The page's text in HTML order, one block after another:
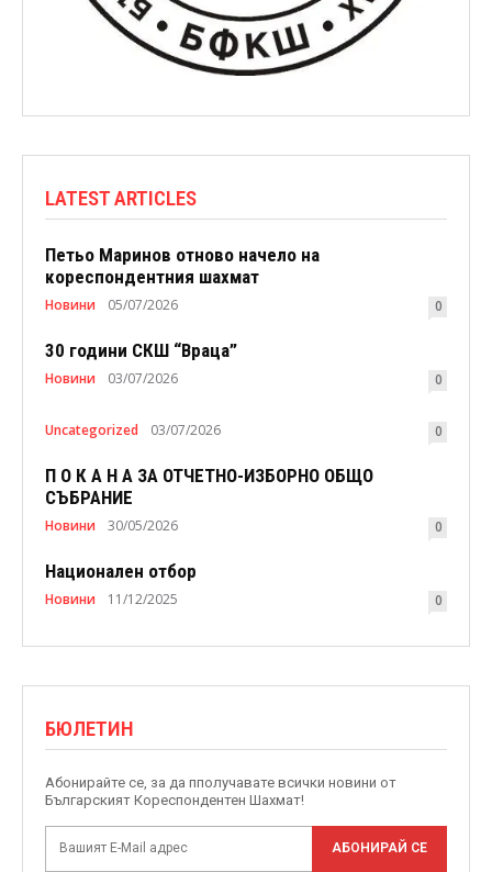
LATEST ARTICLES
Петьо Маринов отново начело на
кореспондентния шахмат
Новини 05/07/2026 0
30 години СКШ “Враца”
Новини 03/07/2026 0
Uncategorized 03/07/2026 0
П О К А Н А ЗА ОТЧЕТНО-ИЗБОРНО ОБЩО
СЪБРАНИЕ
Новини 30/05/2026 0
Национален отбор
Новини 11/12/2025 0
БЮЛЕТИН
Абонирайте се, за да пполучавате всички новини от
Българският Кореспондентен Шахмат!
АБОНИРАЙ СЕ